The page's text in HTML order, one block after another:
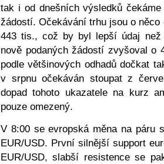
tak i od dnešních výsledků
žádostí. Očekávání trhu jsou o
443 tis., což by byl lepší údaj
nově podaných žádostí zvyšoval
podle většinových odhadů dočkat
v srpnu očekáván stoupat z
dopad tohoto ukazatele na kurz
pouze omezený.
V 8:00 se evropská měna na páru
EUR/USD. První silnější support
EUR/USD, slabší resistence se